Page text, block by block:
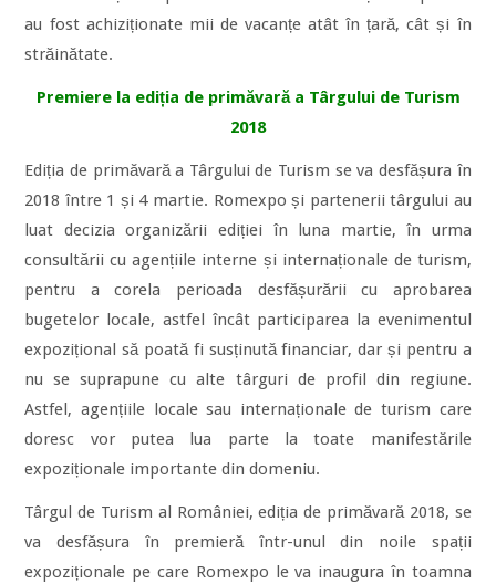
au fost achiziționate mii de vacanțe atât în țară, cât și în
străinătate.
Premiere la ediția de primăvară a Târgului de Turism
2018
Ediția de primăvară a Târgului de Turism se va desfășura în
2018 între 1 și 4 martie. Romexpo și partenerii târgului au
luat decizia organizării ediției în luna martie, în urma
consultării cu agențiile interne și internaționale de turism,
pentru a corela perioada desfășurării cu aprobarea
bugetelor locale, astfel încât participarea la evenimentul
expozițional să poată fi susținută financiar, dar și pentru a
nu se suprapune cu alte târguri de profil din regiune.
Astfel, agențiile locale sau internaționale de turism care
doresc vor putea lua parte la toate manifestările
expoziționale importante din domeniu.
Târgul de Turism al României, ediția de primăvară 2018, se
va desfășura în premieră într-unul din noile spații
expoziționale pe care Romexpo le va inaugura în toamna